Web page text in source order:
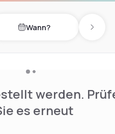
day Wann? Next
werden.
es erneut